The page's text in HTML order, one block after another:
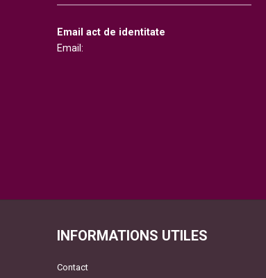
Email act de identitate
Email:
INFORMATIONS UTILES
Contact